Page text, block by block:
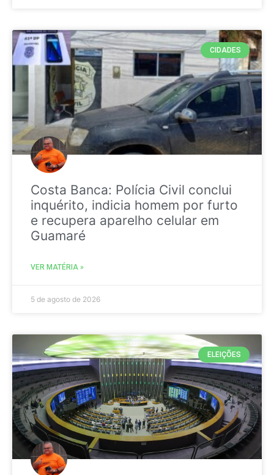
CIDADES
Costa Banca: Polícia Civil conclui
inquérito, indicia homem por furto
e recupera aparelho celular em
Guamaré
VER MATÉRIA »
5 de agosto de 2026
ELEIÇÕES